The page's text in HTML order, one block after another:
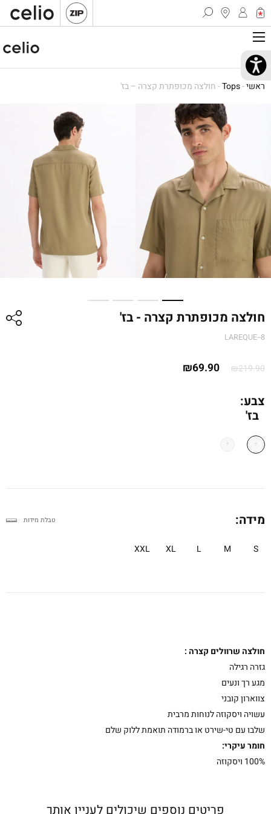
ראשי-
Tops
-חולצה מכופתרת קצרה – בז'
חולצה מכופתרת קצרה - בז'
LAREQUE--8
₪219.90
המחיר₪69.90
צבע:
בז'
מידה:
S
M
L
XL
XXL
טבלת מידות
חולצה שרוולים קצרה :
גזרה רגילה
מגע רך ונעים
צווארון קובני
עשויה ויסקוזה לנוחות מרבית
שלבו עם טי-שירט או ברמודה תואמת ללוק שלם
חומר עיקרי:
100% ויסקוזה
פריטים נוספים שיכולים לעניין אותך